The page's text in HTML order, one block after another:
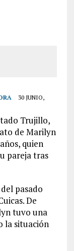
30 JUNIO,
Trujillo,
de Marilyn
quien
pareja tras
pasado
De
tuvo una
la situación